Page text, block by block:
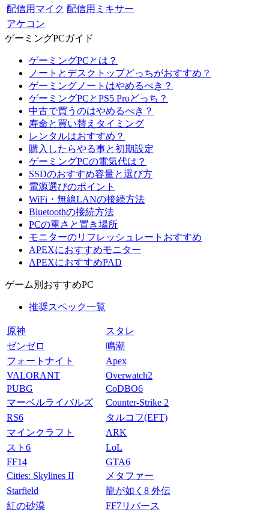
配信用マイク 配信用ミキサー
アケコン
ゲーミングPCガイド
ゲーミングPCとは？
ノートとデスクトップどっちがおすすめ？
ゲーミングノートはやめるべき？
ゲーミングPCとPS5 Proどっち？
中古で買うのはやめるべき？
寿命と買い替えタイミング
レンタルはおすすめ？
購入したらやる事と初期設定
ゲーミングPCの電気代は？
SSDのおすすめ容量と選び方
電源選びのポイント
WiFi・無線LANの接続方法
Bluetoothの接続方法
PCの重さと置き場所
モニターのリフレッシュレートおすすめ
APEXにおすすめモニター
APEXにおすすめPAD
ゲーム別おすすめPC
推奨スペック一覧
原神
スタレ
ゼンゼロ
鳴潮
フォートナイト
Apex
VALORANT
Overwatch2
PUBG
CoDBO6
マーベルライバルズ
Counter-Strike 2
RS6
タルコフ(EFT)
マインクラフト
ARK
スト6
LoL
FF14
GTA6
Cities: Skylines II
メタファー
Starfield
龍が如く8 外伝
紅の砂漠
FF7リバース